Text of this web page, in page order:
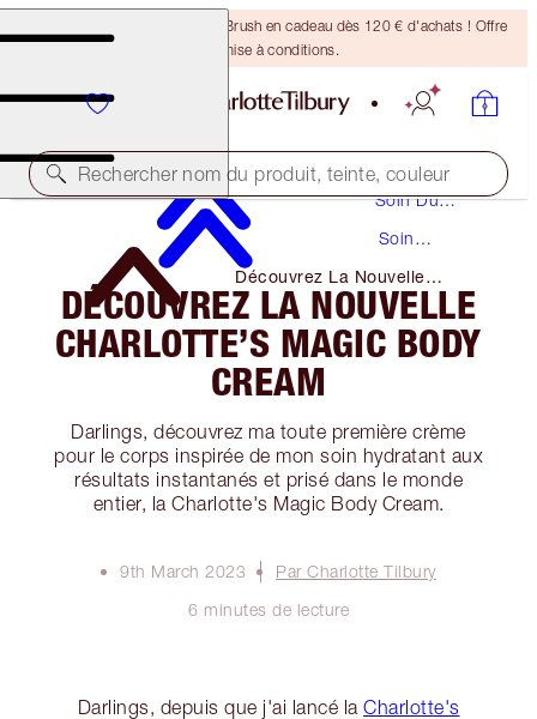
Recevez un pinceau Bronzing Brush en cadeau dès 120 € d'achats ! Offre
soumise à conditions.
Rechercher nom du produit, teinte, couleur
Soin Du
Soin
Découvrez La Nouvelle
Charlotte’s Magic Body Cream
DÉCOUVREZ LA NOUVELLE
CHARLOTTE’S MAGIC BODY
CREAM
Darlings, découvrez ma toute première crème
pour le corps inspirée de mon soin hydratant aux
résultats instantanés et prisé dans le monde
entier, la Charlotte's Magic Body Cream.
9th March 2023
Par Charlotte Tilbury
6 minutes de lecture
Darlings, depuis que j'ai lancé la Charlotte's